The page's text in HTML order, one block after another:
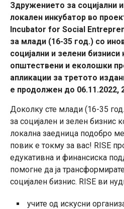
Здружението за социјални
локален инкубатор во
Incubator for Social
за млади (16-35 год.) со
социјални и зелени
општествени и еколошки
апликации за третото
е продолжен до 06.11.2022,
Доколку сте млади (16-35
за социјален и зелен бизнис
локална заедница подобро
повик е токму за вас! RISE
едукативна и финансиска
помогне да ја
социјален бизнис. RISE ви
учите од искусни